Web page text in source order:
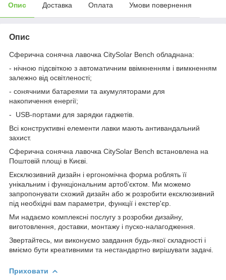
Опис Доставка Оплата Умови повернення
Опис
Сферична сонячна лавочка CitySolar Bench обладнана:
- нічною підсвіткою з автоматичним ввімкненням і вимкненням
залежно від освітленості;
- сонячними батареями та акумуляторами для
накопичення енергії;
- USB-портами для зарядки гаджетів.
Всі конструктивні елементи лавки мають антивандальний
захист.
Сферична сонячна лавочка CitySolar Bench встановлена на
Поштовій площі в Києві.
Ексклюзивний дизайн і ергономічна форма роблять її
унікальним і функціональним артоб’єктом. Ми можемо
запропонувати схожий дизайн або ж розробити ексклюзивний
під необхідні вам параметри, функції і екстер'єр.
Ми надаємо комплексні послугу з розробки дизайну,
виготовлення, доставки, монтажу і пуско-налагодження.
Звертайтесь, ми виконуємо завдання будь-якої складності і
вміємо бути креативними та нестандартно вирішувати задачі.
Приховати